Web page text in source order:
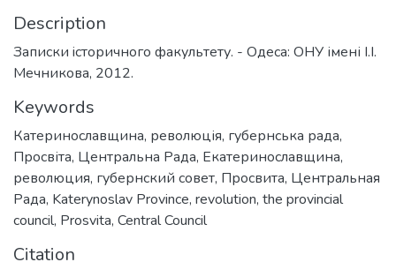
Description
Записки iсторичного факультету. - Одеса: ОНУ імені І.І.
Мечникова, 2012.
Keywords
Катеринославщина, революція, губернська рада,
Просвіта, Центральна Рада, Екатеринославщина,
революция, губернский совет, Просвита, Центральная
Рада, Katerynoslav Province, revolution, the provincial
council, Prosvita, Central Council
Citation